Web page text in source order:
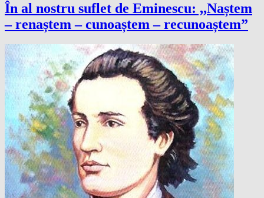
În al nostru suflet de Eminescu: ,,Naștem
– renaștem – cunoaștem – recunoaștem”